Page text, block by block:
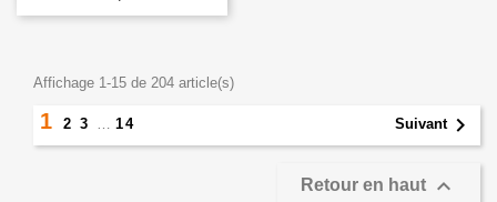
Affichage 1-15 de 204 article(s)
1 2 3 … 14 Suivant
Retour en haut 